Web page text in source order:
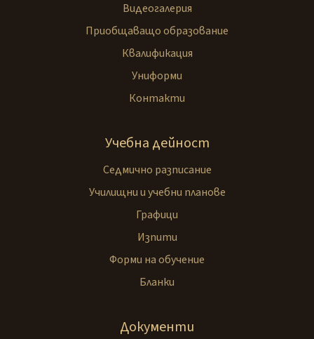
Видеогалерия
Приобщаващо образование
Квалификация
Униформи
Контакти
Учебна дейност
Седмично разписание
Училищни и учебни планове
Графици
Изпити
Форми на обучение
Бланки
Документи